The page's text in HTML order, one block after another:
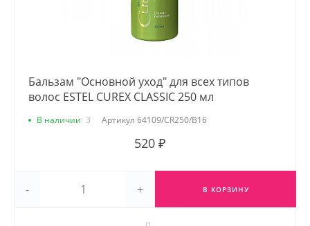
Бальзам "Основной уход" для всех типов
волос ESTEL CUREX CLASSIC 250 мл
В наличии 3 Артикул 64109/CR250/B16
520 ₽
- + В КОРЗИНУ